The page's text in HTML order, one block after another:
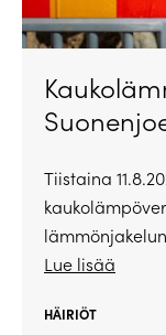
Tiistaina
Lue lisää
HÄIRIÖT